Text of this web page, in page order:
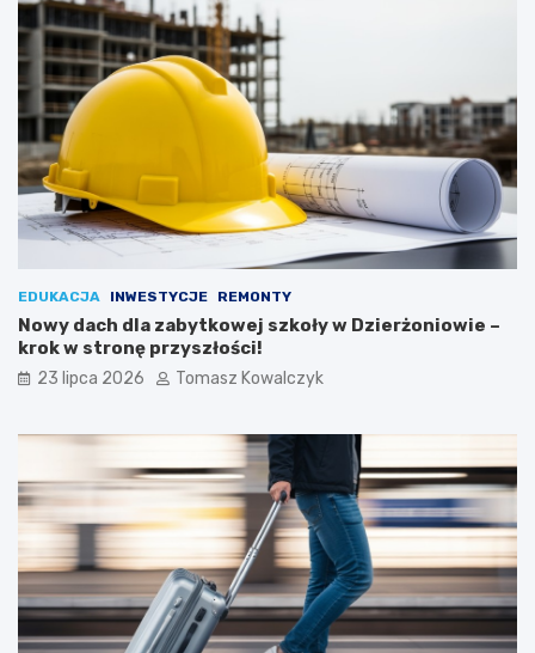
EDUKACJA INWESTYCJE REMONTY
Nowy dach dla zabytkowej szkoły w Dzierżoniowie –
krok w stronę przyszłości!
23 lipca 2026 Tomasz Kowalczyk